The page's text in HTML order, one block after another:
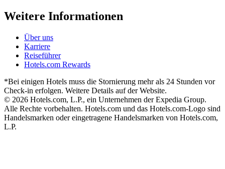
Weitere Informationen
Über uns
Karriere
Reiseführer
Hotels.com Rewards
*Bei einigen Hotels muss die Stornierung mehr als 24 Stunden vor
Check-in erfolgen. Weitere Details auf der Website.
© 2026 Hotels.com, L.P., ein Unternehmen der Expedia Group.
Alle Rechte vorbehalten. Hotels.com und das Hotels.com-Logo sind
Handelsmarken oder eingetragene Handelsmarken von Hotels.com,
L.P.